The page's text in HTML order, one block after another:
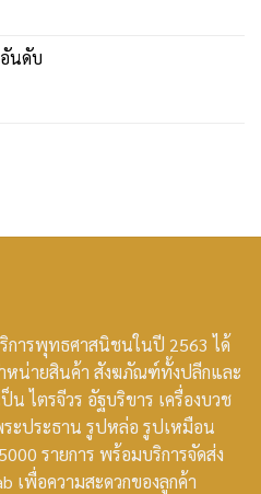
นดับ
ารพุทธศาสนิชนในปี 2563 ได้
หน่ายสินค้า สังฆภัณฑ์ทั้งปลีกและ
น ไตรจีวร อัฐบริขาร เครื่องบวช
ระประธาน รูปหล่อ รูปเหมือน
รายการ พร้อมบริการจัดส่ง
เพื่อความสะดวกของลูกค้า